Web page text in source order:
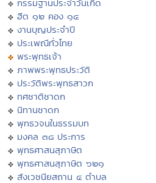
กรรมฐานประจำวันเกิด
ฮีต ๑๒ คอง ๑๔
งานบุญประจำปี
ประเพณีทั่วไทย
พระพุทธเจ้า
ภาพพระพุทธประวัติ
ประวัติพระพุทธสาวก
ทศชาติชาดก
นิทานชาดก
พุทธวจนในธรรมบท
มงคล ๓๘ ประการ
พุทธศาสนสุภาษิต
พุทธศาสนสุภาษิต ๖๒๑
สังเวชนียสถาน ๔ ตำบล